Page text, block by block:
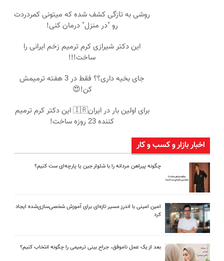
روشی به تازگی کشف شده که میتونی کمردردت
رو "در منزل" درمان کنی!
این دکتر شیرازی کرم ترمیم زخم ایرانی را
ساخت!!!
جای بخیه داری؟؟ فقط در 3 هفته ترمیمش
کن!😍
برای اولین بار در ایران🇮🇷 این دکتر کرم ترمیم
کننده 23 روزه ساخت!
اخبار بازار و کسب و کار
چگونه پیراهن مردانه را با شلوار جین یا پارچه‌ای ست کنیم؟
امین امینی با اندرز مسیر تازه‌ای برای آموزش شخصی‌سازی‌شده ایجاد
کرد
بعد از یک عمل ناموفق، جراح بینی ترمیمی را چگونه انتخاب کنیم؟